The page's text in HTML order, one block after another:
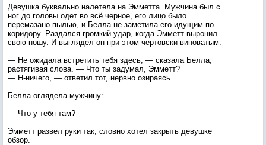
Девушка буквально налетела на Эмметта. Мужчина был с
ног до головы одет во всё черное, его лицо было
перемазано пылью, и Белла не заметила его идущим по
коридору. Раздался громкий удар, когда Эмметт выронил
свою ношу. И выглядел он при этом чертовски виноватым.
— Не ожидала встретить тебя здесь, — сказала Белла,
растягивая слова. — Что ты задумал, Эмметт?
— Н-ничего, — ответил тот, нервно озираясь.
Белла оглядела мужчину:
— Что у тебя там?
Эмметт развел руки так, словно хотел закрыть девушке
обзор.